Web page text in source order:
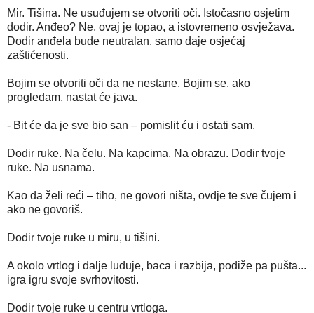
Mir. Tišina. Ne usuđujem se otvoriti oči. Istočasno osjetim
dodir. Anđeo? Ne, ovaj je topao, a istovremeno osvježava.
Dodir anđela bude neutralan, samo daje osjećaj
zaštićenosti.
Bojim se otvoriti oči da ne nestane. Bojim se, ako
progledam, nastat će java.
- Bit će da je sve bio san – pomislit ću i ostati sam.
Dodir ruke. Na čelu. Na kapcima. Na obrazu. Dodir tvoje
ruke. Na usnama.
Kao da želi reći – tiho, ne govori ništa, ovdje te sve čujem i
ako ne govoriš.
Dodir tvoje ruke u miru, u tišini.
A okolo vrtlog i dalje luduje, baca i razbija, podiže pa pušta...
igra igru svoje svrhovitosti.
Dodir tvoje ruke u centru vrtloga.